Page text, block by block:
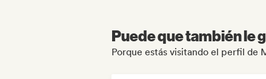
Puede que también le
Porque estás visitando el perfil de